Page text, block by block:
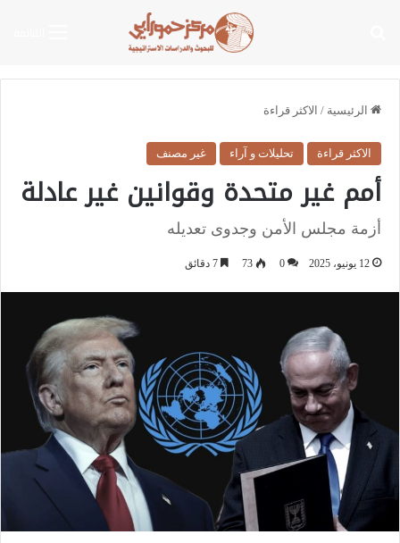
الرئيسية / الاكثر قراءة
الاكثر قراءة تحليلات و آراء غير مصنف
أمم غير متحدة وقوانين غير عادلة
أزمة مجلس الأمن وجدوى تعديله
12 يونيو، 2025 0
73